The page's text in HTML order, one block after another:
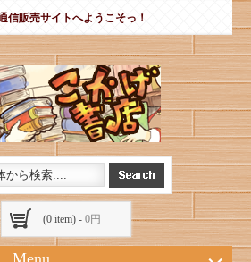
信販売サイトへようこそっ！
(0 item) -0円
Menu